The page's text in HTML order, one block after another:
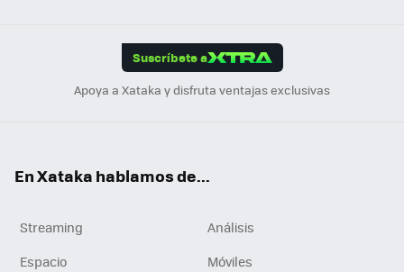
Suscríbete a
Apoya a Xataka y disfruta ventajas exclusivas
En Xataka hablamos de...
Streaming
Análisis
Espacio
Móviles